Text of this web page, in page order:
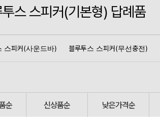
스 스피커(기본형) 답례품
스피커(사운드바) 블루투스 스피커(무선충전)
순 신상품순 낮은가격순